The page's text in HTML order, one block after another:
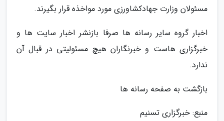
مسئولان وزارت جهادکشاورزی مورد مواخذه قرار بگیرند.
اخبار گروه سایر رسانه ها صرفا بازنشر اخبار سایت ها و
خبرگزاری هاست و خبرنگاران هیچ مسئولیتی در قبال آن
ندارد.
بازگشت به صفحه رسانه ها
منبع: خبرگزاری تسنیم